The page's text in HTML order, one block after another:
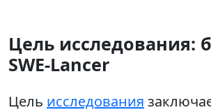
Цель исследования:
SWE-Lancer
Цель исследования